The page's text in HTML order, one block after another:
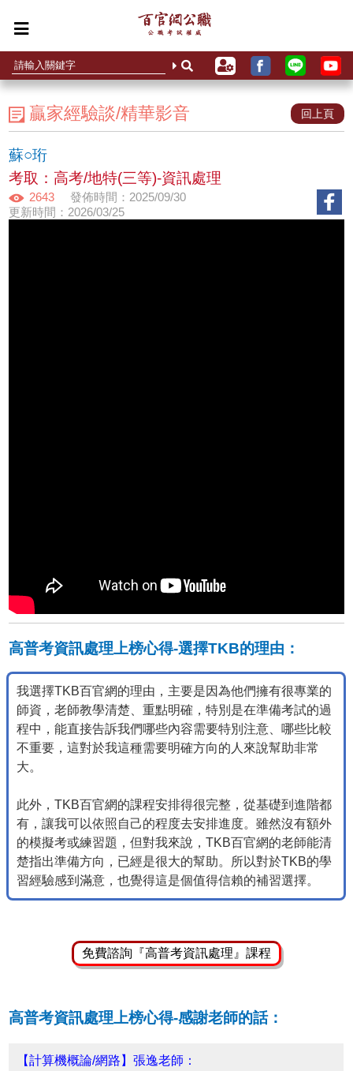
贏家經驗談/精華影音 回上頁
蘇○珩
考取：高考/地特(三等)-資訊處理
2643
發佈時間：2025/09/30
更新時間：2026/03/25
高普考資訊處理上榜心得-選擇TKB的理由：
我選擇TKB百官網的理由，主要是因為他們擁有很專業的
師資，老師教學清楚、重點明確，特別是在準備考試的過
程中，能直接告訴我們哪些內容需要特別注意、哪些比較
不重要，這對於我這種需要明確方向的人來說幫助非常
大。
此外，TKB百官網的課程安排得很完整，從基礎到進階都
有，讓我可以依照自己的程度去安排進度。雖然沒有額外
的模擬考或練習題，但對我來說，TKB百官網的老師能清
楚指出準備方向，已經是很大的幫助。所以對於TKB的學
習經驗感到滿意，也覺得這是個值得信賴的補習選擇。
免費諮詢『高普考資訊處理』課程
高普考資訊處理上榜心得-感謝老師的話：
【計算機概論/網路】張逸老師：